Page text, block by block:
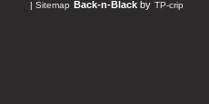
| Sitemap Back-n-Black by TP-crip